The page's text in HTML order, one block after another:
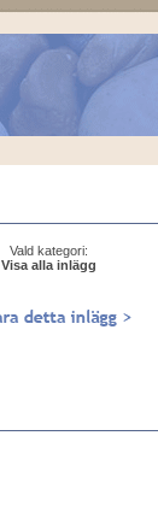
Vald kategori:
Visa alla inlägg